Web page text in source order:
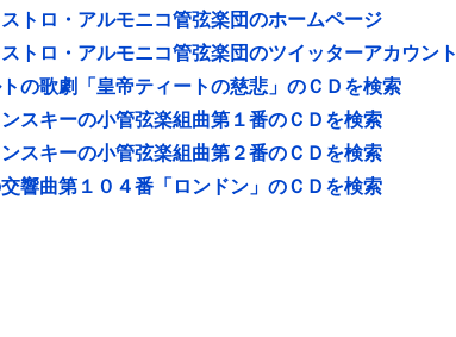
トロ・アルモニコ管弦楽団のホームページ
トロ・アルモニコ管弦楽団のツイッターアカウント
の歌劇「皇帝ティートの慈悲」のＣＤを検索
スキーの小管弦楽組曲第１番のＣＤを検索
スキーの小管弦楽組曲第２番のＣＤを検索
響曲第１０４番「ロンドン」のＣＤを検索